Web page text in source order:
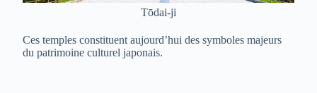
Tōdai-ji
Ces temples constituent aujourd’hui des symboles majeurs
du patrimoine culturel japonais.